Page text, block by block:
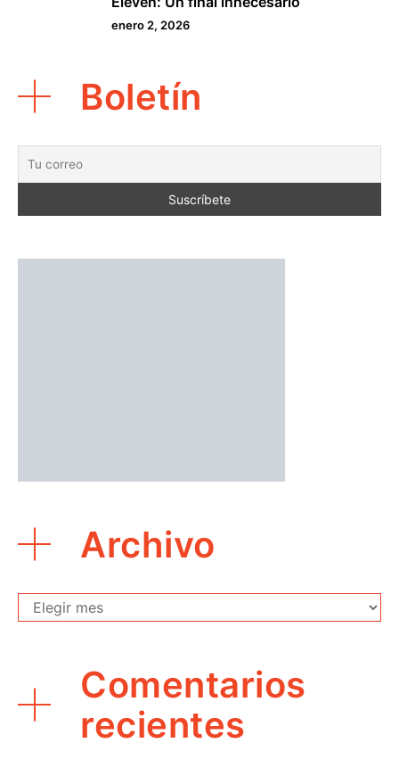
enero 2, 2026
Boletín
Archivo
Archivo
Comentarios
recientes